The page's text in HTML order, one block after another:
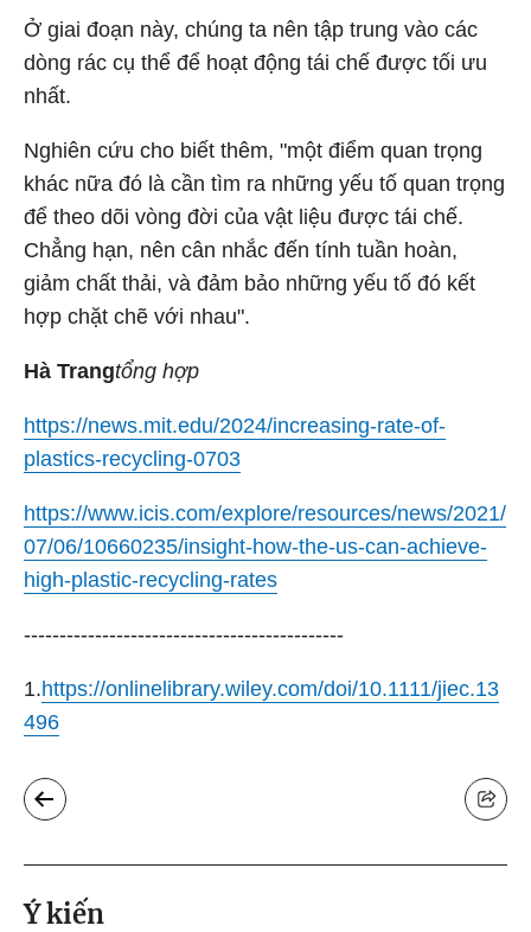
Ở giai đoạn này, chúng ta nên tập trung vào các
dòng rác cụ thể để hoạt động tái chế được tối ưu
nhất.
Nghiên cứu cho biết thêm, "một điểm quan trọng
khác nữa đó là cần tìm ra những yếu tố quan trọng
để theo dõi vòng đời của vật liệu được tái chế.
Chẳng hạn, nên cân nhắc đến tính tuần hoàn,
giảm chất thải, và đảm bảo những yếu tố đó kết
hợp chặt chẽ với nhau".
Hà Trangtổng hợp
https://news.mit.edu/2024/increasing-rate-of-
plastics-recycling-0703
https://www.icis.com/explore/resources/news/2021/
07/06/10660235/insight-how-the-us-can-achieve-
high-plastic-recycling-rates
---------------------------------------------
1.https://onlinelibrary.wiley.com/doi/10.1111/jiec.13
496
Ý kiến